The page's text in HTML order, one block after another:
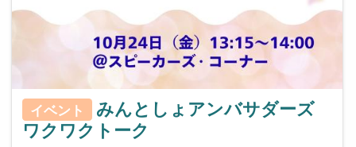
イベント
みんとしょアンバサダーズ
ワクワクトーク